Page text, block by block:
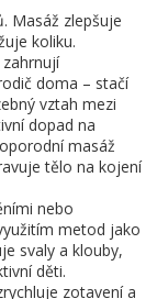
Masáž zlepšuje
koliku.
doma – stačí
vztah mezi
dopad na
masáž
tělo na kojení
nebo
metod jako
svaly a klouby,
děti.
zotavení a